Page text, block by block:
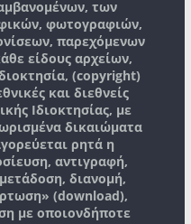
των
φωτογραφιών,
παρεχόμενων
είδους αρχείων,
(copyright)
και διεθνείς
Ιδιοκτησίας, με
δικαιώματα
ρητά η
αντιγραφή,
διανομή,
(download),
με οποιονδήποτε